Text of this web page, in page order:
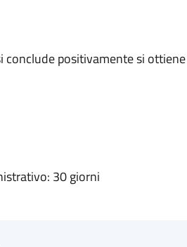
positivamente si
30 giorni